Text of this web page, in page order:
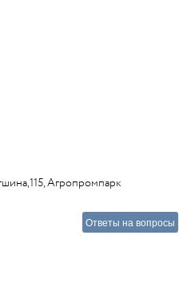
Агропромпарк
Ответы на вопросы